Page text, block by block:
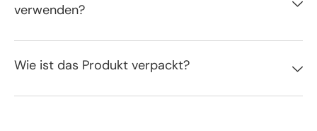
verwenden?
Wie ist das Produkt verpackt?